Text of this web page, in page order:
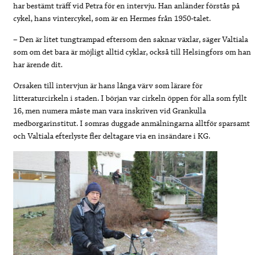
har bestämt träff vid Petra för en intervju. Han anländer förstås på
cykel, hans vintercykel, som är en Hermes från 1950-talet.
– Den är litet tungtrampad eftersom den saknar växlar, säger Valtiala
som om det bara är möjligt alltid cyklar, också till Helsingfors om han
har ärende dit.
Orsaken till intervjun är hans långa värv som lärare för
litteraturcirkeln i staden. I början var cirkeln öppen för alla som fyllt
16, men numera måste man vara inskriven vid Grankulla
medborgarinstitut. I somras duggade anmälningarna alltför sparsamt
och Valtiala efterlyste fler deltagare via en insändare i KG.